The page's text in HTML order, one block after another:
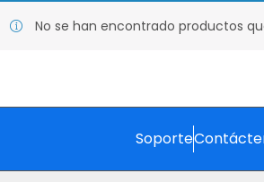
No se han encontrado productos
Soporte